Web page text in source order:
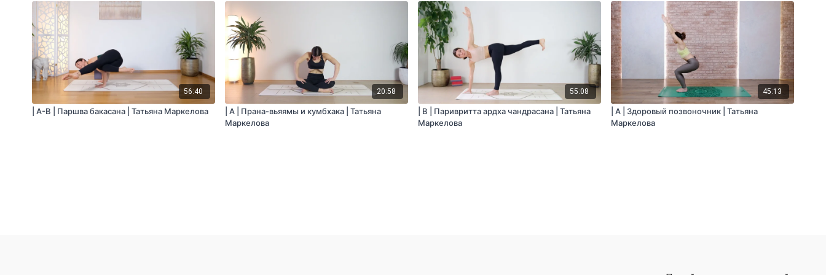
56:40
| A-B | Паршва бакасана | Татьяна Маркелова
20:58
| A | Прана-вьяямы и кумбхака | Татьяна
Маркелова
55:08
| B | Паривритта ардха чандрасана | Татьяна
Маркелова
45:13
| A | Здоровый позвоночник | Татьяна
Маркелова